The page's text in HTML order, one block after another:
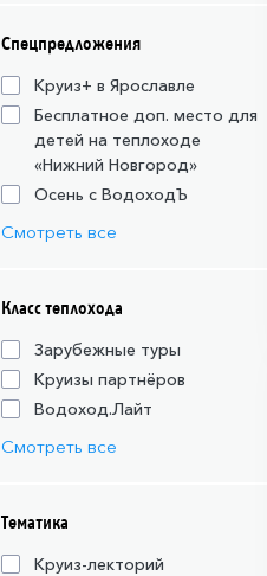
Спецпредложения
Круиз+ в Ярославле
Бесплатное доп. место для
детей на теплоходе
«Нижний Новгород»
Осень с ВодоходЪ
Смотреть все
Класс теплохода
Зарубежные туры
Круизы партнёров
Водоход.Лайт
Смотреть все
Тематика
Круиз-лекторий